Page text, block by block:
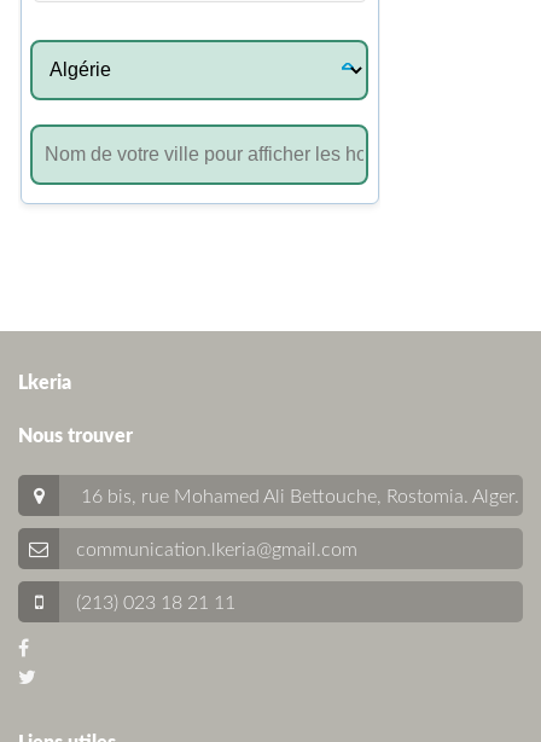
Lkeria
Nous trouver
16 bis, rue Mohamed Ali Bettouche, Rostomia. Alger.
communication.lkeria@gmail.com
(213) 023 18 21 11